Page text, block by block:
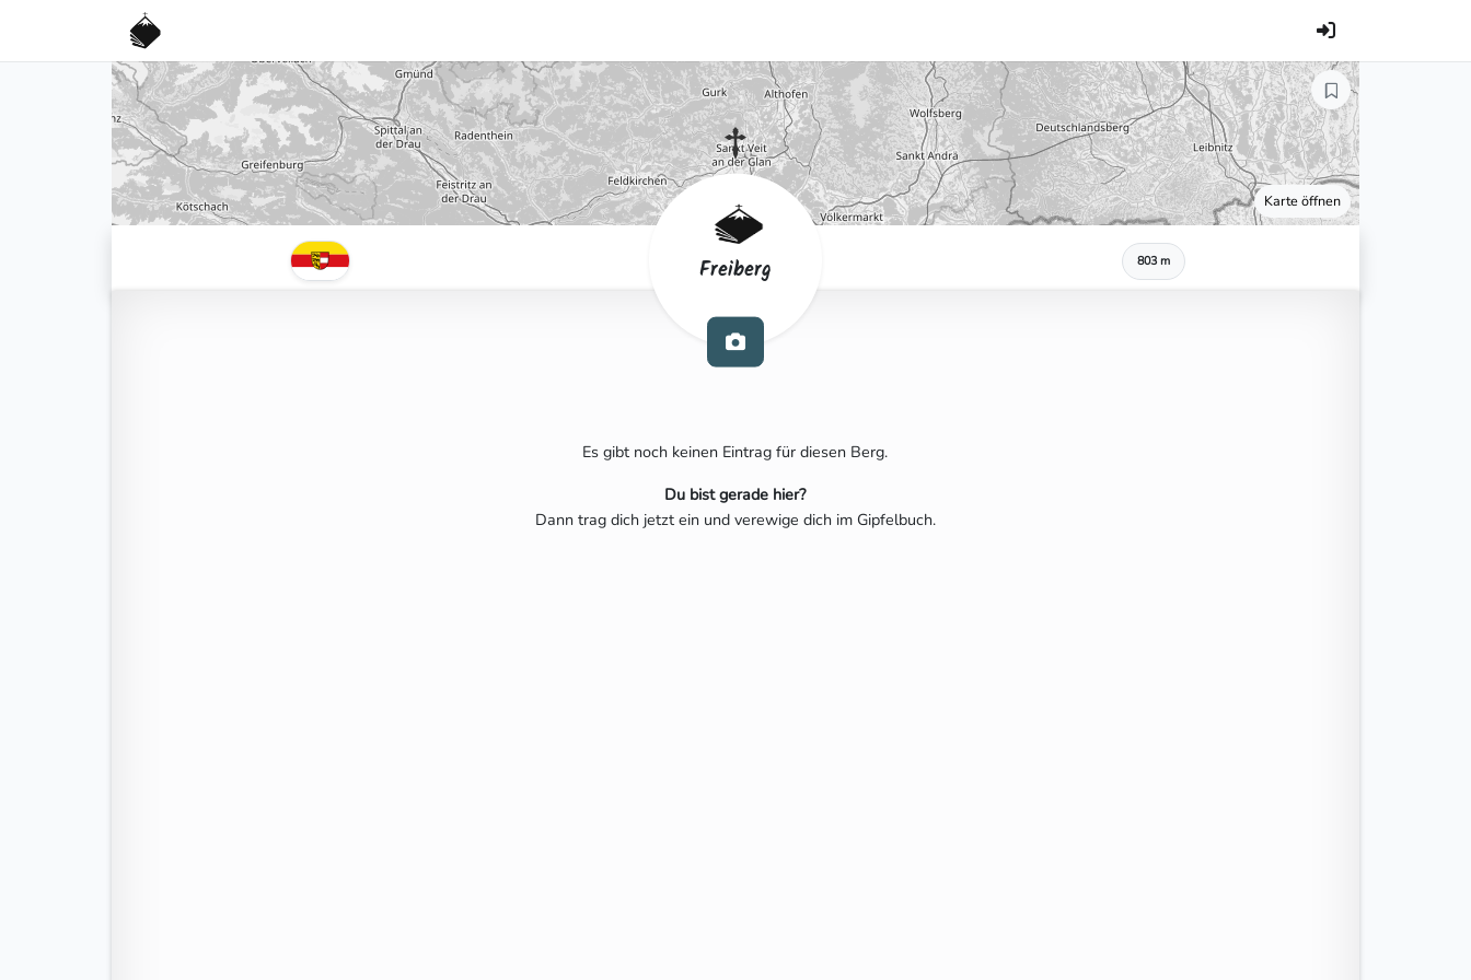
Karte öffnen
Freiberg 803 m
Es gibt noch keinen Eintrag für diesen Berg.
Du bist gerade hier?
Dann trag dich jetzt ein und verewige dich im Gipfelbuch.